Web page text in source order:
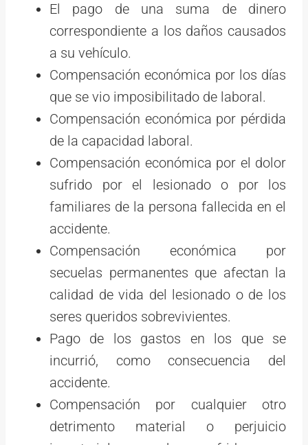
El pago de una suma de dinero
correspondiente a los daños causados
a su vehículo.
Compensación económica por los días
que se vio imposibilitado de laboral.
Compensación económica por pérdida
de la capacidad laboral.
Compensación económica por el dolor
sufrido por el lesionado o por los
familiares de la persona fallecida en el
accidente.
Compensación económica por
secuelas permanentes que afectan la
calidad de vida del lesionado o de los
seres queridos sobrevivientes.
Pago de los gastos en los que se
incurrió, como consecuencia del
accidente.
Compensación por cualquier otro
detrimento material o perjuicio